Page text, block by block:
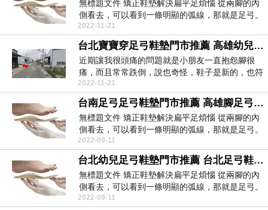
無標題文件 矯正鞋墊解決扁平足煩惱 從兩腳的內
側看去，可以看到一條明顯的弧線，那就是足弓。
足...
2022-11-21
台北寶寶穿足弓鞋墊門市推薦 高雄幼兒足弓鞋墊門市推薦 足底筋膜炎 伸展運動視頻40085
近期讓我很頭痛的問題就是小朋友一直抱怨腳很
痛，而且常常跌倒，說也奇怪，鞋子是新的，也符
合他的尺寸，但...
2022-11-21
台南足弓足弓鞋墊門市推薦 高雄腳足弓鞋墊門市推薦 足底跟腱炎筋膜炎怎樣解決23724
無標題文件 矯正鞋墊解決扁平足煩惱 從兩腳的內
側看去，可以看到一條明顯的弧線，那就是足弓。
足...
2022-09-11
台北幼兒足弓鞋墊門市推薦 台北足弓鞋墊有用嗎門市推薦 崴腳三年酸軟有積液足底筋膜炎94042
無標題文件 矯正鞋墊解決扁平足煩惱 從兩腳的內
側看去，可以看到一條明顯的弧線，那就是足弓。
足...
2022-09-11